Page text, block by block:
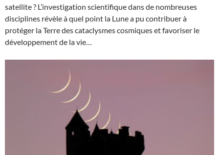
satellite ? L’investigation scientifique dans de nombreuses
disciplines révèle à quel point la Lune a pu contribuer à
protéger la Terre des cataclysmes cosmiques et favoriser le
développement de la vie…